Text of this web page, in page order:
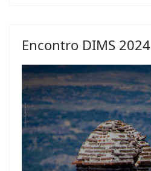
Encontro DIMS 2024